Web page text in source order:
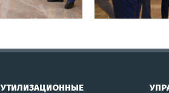
УТИЛИЗАЦИОННЫЕ